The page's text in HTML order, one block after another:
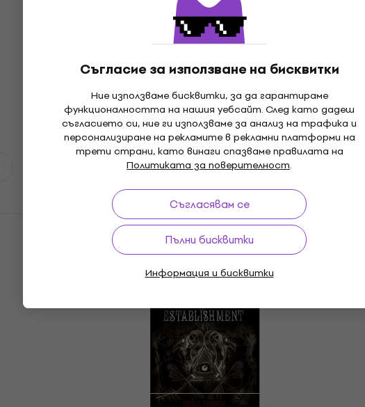
Съгласие за използване на бисквитки
Ние използваме бисквитки, за да гарантираме
функционалността на нашия уебсайт. След като дадеш
съгласието си, ние ги използваме за анализ на трафика и
персонализиране на рекламите в рекламни платформи на
трети страни, като винаги спазваме правилата на
Политиката за поверителност.
Съгласявам се
Пълни бисквитки
Информация и бисквитки